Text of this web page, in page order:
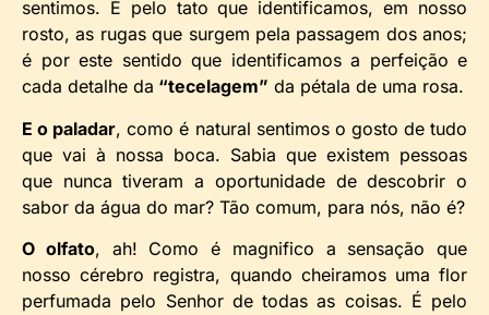
sentimos. É pelo tato que identificamos, em nosso
rosto, as rugas que surgem pela passagem dos anos;
é por este sentido que identificamos a perfeição e
cada detalhe da “tecelagem” da pétala de uma rosa.
E o paladar, como é natural sentimos o gosto de tudo
que vai à nossa boca. Sabia que existem pessoas
que nunca tiveram a oportunidade de descobrir o
sabor da água do mar? Tão comum, para nós, não é?
O olfato, ah! Como é magnifico a sensação que
nosso cérebro registra, quando cheiramos uma flor
perfumada pelo Senhor de todas as coisas. É pelo